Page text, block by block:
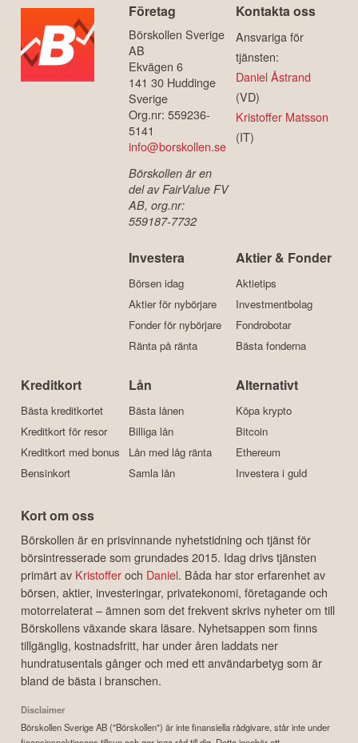
Företag
Börskollen Sverige
AB
Ekvägen 6
141 30 Huddinge
Sverige
Org.nr: 559236-
5141
info@borskollen.se
Börskollen är en
del av FairValue FV
AB, org.nr:
559187-7732
Kontakta oss
Ansvariga för
tjänsten:
Daniel Åstrand
(VD)
Kristoffer Matsson
(IT)
Investera
Börsen idag
Aktier för nybörjare
Fonder för nybörjare
Ränta på ränta
Aktier & Fonder
Aktietips
Investmentbolag
Fondrobotar
Bästa fonderna
Kreditkort
Bästa kreditkortet
Kreditkort för resor
Kreditkort med bonus
Bensinkort
Lån
Bästa lånen
Billiga lån
Lån med låg ränta
Samla lån
Alternativt
Köpa krypto
Bitcoin
Ethereum
Investera i guld
Kort om oss
Börskollen är en prisvinnande nyhetstidning och tjänst för
börsintresserade som grundades 2015. Idag drivs tjänsten
primärt av Kristofferoch Daniel. Båda har stor erfarenhet av
börsen, aktier, investeringar, privatekonomi, företagande och
motorrelaterat – ämnen som det frekvent skrivs nyheter om till
Börskollens växande skara läsare. Nyhetsappen som finns
tillgänglig, kostnadsfritt, har under åren laddats ner
hundratusentals gånger och med ett användarbetyg som är
bland de bästa i branschen.
Disclaimer
Börskollen Sverige AB ("Börskollen") är inte finansiella rådgivare, står inte under